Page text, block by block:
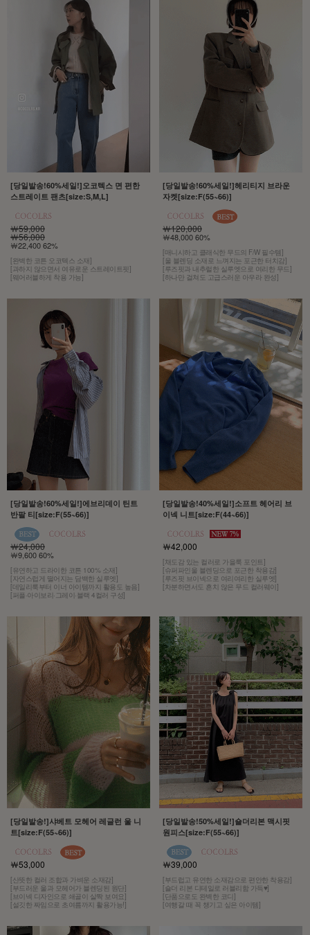
[당일발송!60%세일!]오코텍스 면 편한
스트레이트 팬츠[size:S,M,L]
￦59,000
￦56,000
￦22,400 62%
[완벽한 코튼 오코텍스 소재]
[과하지 않으면서 여유로운 스트레이트핏]
[웨어러블하게 착용 가능]
[당일발송!60%세일!]헤리티지 브라운
자켓[size:F(55~66)]
￦120,000
￦48,000 60%
[매니시하고 클래식한 무드의 F/W 필수템]
[울 블렌딩 소재로 느껴지는 포근한 터치감]
[루즈핏과 내추럴한 실루엣으로 여리한 무드]
[하나만 걸쳐도 고급스러운 아우라 완성]
[당일발송!60%세일!]에브리데이 틴트
반팔 티[size:F(55~66)]
￦24,000
￦9,600 60%
[유연하고 드라이한 코튼 100% 소재]
[자연스럽게 떨어지는 담백한 실루엣]
[데일리룩부터 이너 아이템까지 활용도 높음]
[퍼플·아이보리·그레이·블랙 4컬러 구성]
[당일발송!40%세일!]소프트 헤어리 브
이넥 니트[size:F(44~66)]
￦42,000
[채도감 있는 컬러로 가을룩 포인트]
[슈퍼파인울 블렌딩으로 포근한 착용감]
[루즈핏 브이넥으로 여리여리한 실루엣]
[차분하면서도 흔치 않은 무드 컬러웨이]
[당일발송!]샤베트 모헤어 레글런 울 니
트[size:F(55~66)]
￦53,000
[산뜻한 컬러 조합과 가벼운 소재감]
[부드러운 울과 모헤어가 블렌딩된 원단]
[브이넥 디자인으로 쇄골이 살짝 보여요]
[설깃한 짜임으로 초여름까지 활용가능!]
[당일발송!50%세일!]숄더리본 맥시핏
원피스[size:F(55~66)]
￦39,000
[부드럽고 유연한 소재감으로 편안한 착용감]
[숄더 리본 디테일로 러블리함 가득♥]
[단품으로도 완벽한 코디]
[여행갈 때 꼭 챙기고 싶은 아이템]